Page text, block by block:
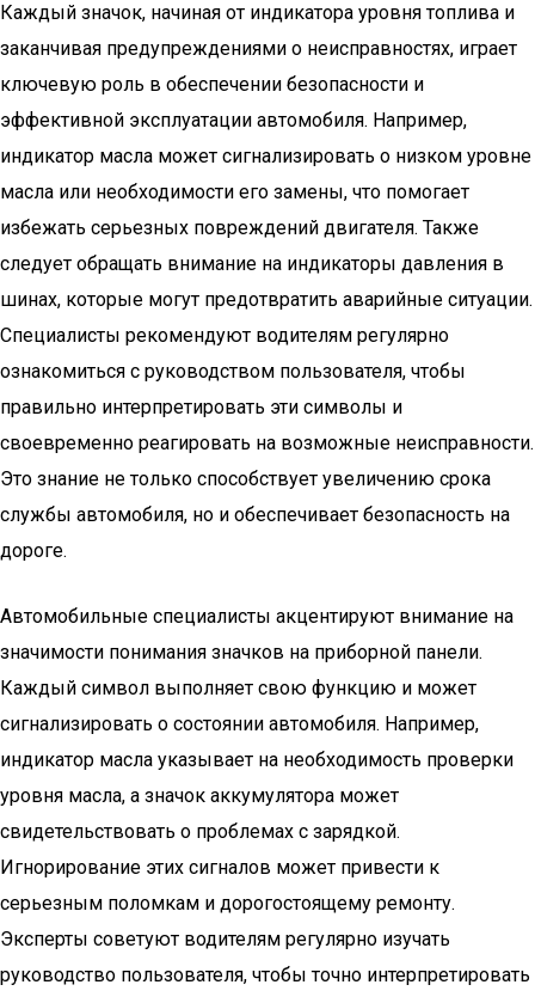
Каждый значок, начиная от индикатора уровня топлива и
заканчивая предупреждениями о неисправностях, играет
ключевую роль в обеспечении безопасности и
эффективной эксплуатации автомобиля. Например,
индикатор масла может сигнализировать о низком уровне
масла или необходимости его замены, что помогает
избежать серьезных повреждений двигателя. Также
следует обращать внимание на индикаторы давления в
шинах, которые могут предотвратить аварийные ситуации.
Специалисты рекомендуют водителям регулярно
ознакомиться с руководством пользователя, чтобы
правильно интерпретировать эти символы и
своевременно реагировать на возможные неисправности.
Это знание не только способствует увеличению срока
службы автомобиля, но и обеспечивает безопасность на
дороге.
Автомобильные специалисты акцентируют внимание на
значимости понимания значков на приборной панели.
Каждый символ выполняет свою функцию и может
сигнализировать о состоянии автомобиля. Например,
индикатор масла указывает на необходимость проверки
уровня масла, а значок аккумулятора может
свидетельствовать о проблемах с зарядкой.
Игнорирование этих сигналов может привести к
серьезным поломкам и дорогостоящему ремонту.
Эксперты советуют водителям регулярно изучать
руководство пользователя, чтобы точно интерпретировать